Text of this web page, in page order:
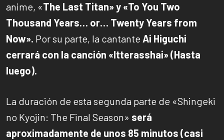
anime, «The Last Titan» y «To You Two
Thousand Years… or… Twenty Years from
Now». Por su parte, la cantante Ai Higuchi
cerrará con la canción «Itterasshai» (Hasta
luego).
La duración de esta segunda parte de «Shingeki
no Kyojin: The Final Season» será
aproximadamente de unos 85 minutos (casi